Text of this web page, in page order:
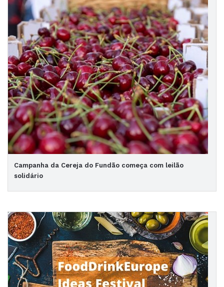
Campanha da Cereja do Fundão começa com leilão
solidário